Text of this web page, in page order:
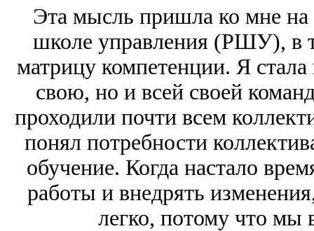
Эта мысль пришла ко мне на
школе управления (РШУ), в
матрицу компетенции. Я стала
свою, но и всей своей
проходили почти всем
понял потребности
обучение. Когда настало
работы и внедрять
легко, потому что мы